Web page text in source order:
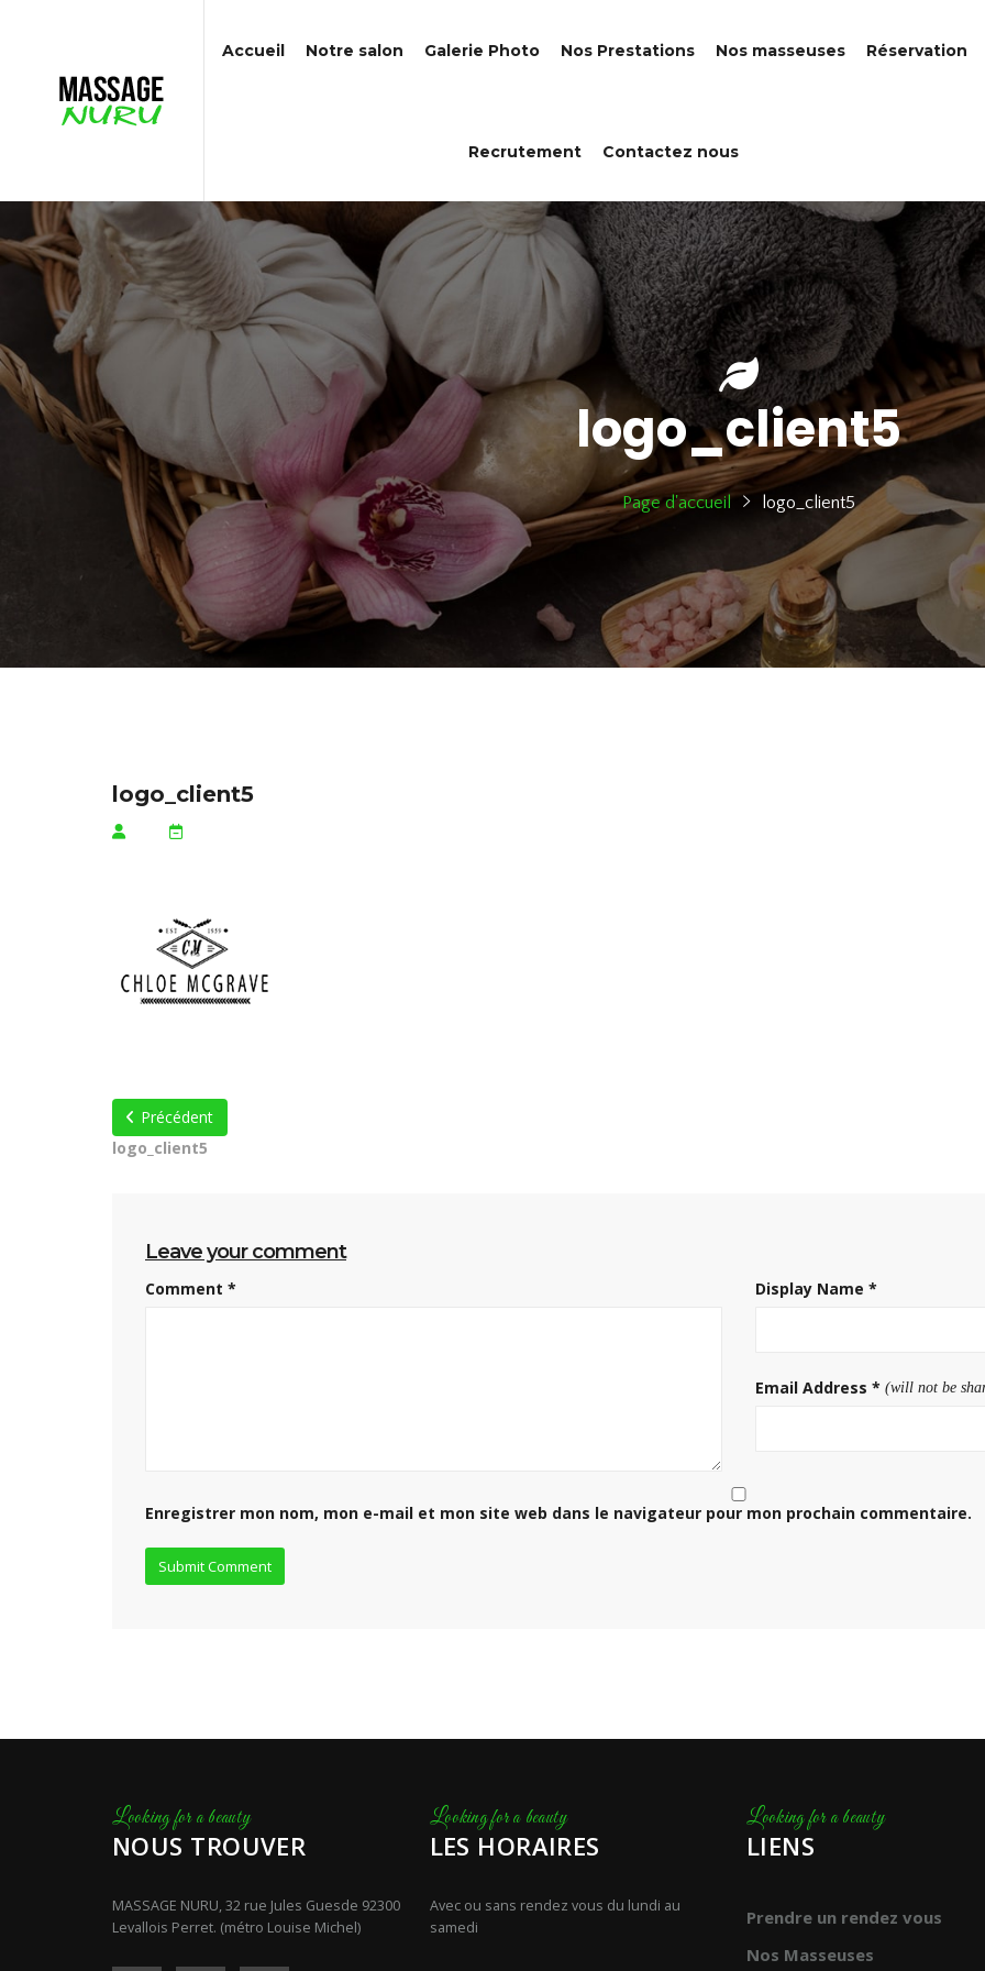
Accueil Notre salon Galerie Photo Nos Prestations Nos masseuses Réservation
Recrutement Contactez nous
logo_client5
Page d'accueil logo_client5
logo_client5
Précédent
logo_client5
Leave your comment
Comment * Display Name *
Email Address * (will not be
Enregistrer mon nom, mon e-mail et mon site web dans le navigateur pour mon prochain commentaire.
NOUS TROUVER
MASSAGE NURU, 32 rue Jules Guesde 92300
Levallois Perret. (métro Louise Michel)
LES HORAIRES
Avec ou sans rendez vous du lundi au
samedi
LIENS
Prendre un rendez vous
Nos Masseuses